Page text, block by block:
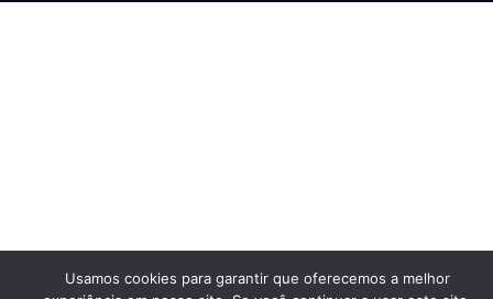
Usamos cookies para garantir que oferecemos a melhor